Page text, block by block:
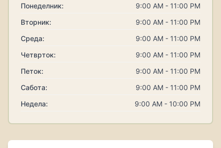
Понеделник:
9:00 AM - 11:00 PM
Вторник:
9:00 AM - 11:00 PM
Среда:
9:00 AM - 11:00 PM
Четврток:
9:00 AM - 11:00 PM
Петок:
9:00 AM - 11:00 PM
Сабота:
9:00 AM - 11:00 PM
Недела:
9:00 AM - 10:00 PM